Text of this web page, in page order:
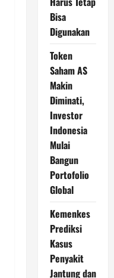
Bisa
Digunakan
Token
Saham AS
Makin
Diminati,
Investor
Indonesia
Mulai
Bangun
Portofolio
Global
Kemenkes
Prediksi
Kasus
Penyakit
Jantung dan